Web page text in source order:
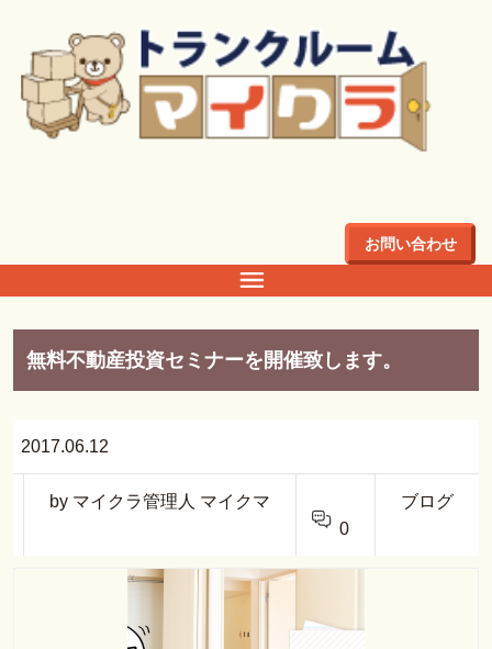
お問い合わせ
無料不動産投資セミナーを開催致します。
2017.06.12
by マイクラ管理人 マイクマ
0
ブログ